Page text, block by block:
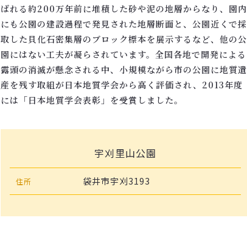
ばれる約200万年前に堆積した砂や泥の地層からなり、園内
にも公園の建設過程で発見された地層断面と、公園近くで採
取した貝化石密集層のブロック標本を展示するなど、他の公
園にはない工夫が凝らされています。全国各地で開発による
露頭の消滅が懸念される中、小規模ながら市の公園に地質遺
産を残す取組が日本地質学会から高く評価され、2013年度
には「日本地質学会表彰」を受賞しました。
宇刈里山公園
住所 袋井市宇刈3193